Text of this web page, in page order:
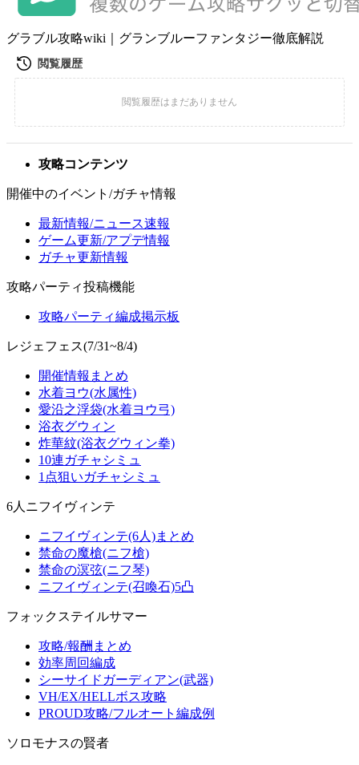
グラブル攻略wiki｜グランブルーファンタジー徹底解説
攻略コンテンツ
開催中のイベント/ガチャ情報
最新情報/ニュース速報
ゲーム更新/アプデ情報
ガチャ更新情報
攻略パーティ投稿機能
攻略パーティ編成掲示板
レジェフェス(7/31~8/4)
開催情報まとめ
水着ヨウ(水属性)
愛沿之浮袋(水着ヨウ弓)
浴衣グウィン
炸華紋(浴衣グウィン拳)
10連ガチャシミュ
1点狙いガチャシミュ
6人ニフイヴィンテ
ニフイヴィンテ(6人)まとめ
禁命の魔槍(ニフ槍)
禁命の溟弦(ニフ琴)
ニフイヴィンテ(召喚石)5凸
フォックステイルサマー
攻略/報酬まとめ
効率周回編成
シーサイドガーディアン(武器)
VH/EX/HELLボス攻略
PROUD攻略/フルオート編成例
ソロモナスの賢者